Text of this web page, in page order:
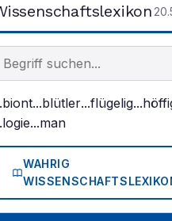
Begriff im Lexikon suchen
...blütler...flügelig
...man
WAHRIG